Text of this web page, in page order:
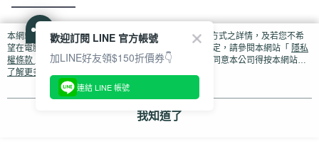
熱門標籤
本網站中使用 cookie，欲查詢有關本網站使用 cookie 方式之詳情，及若您不希
望在電腦上使用 cookie 時應如何變更電腦的 cookie 設定，請參閱本網站「 隱私
權條款
」之 Cookie 聲明。您繼續使用本網站即表示您同意本公司得按本網站使
用條款之 Cookie 聲明使用 cookie。
了解更多 >
我知道了
歡迎訂閱 LINE 官方帳號
加LINE好友領$150折價券👇
連結 LINE 帳號